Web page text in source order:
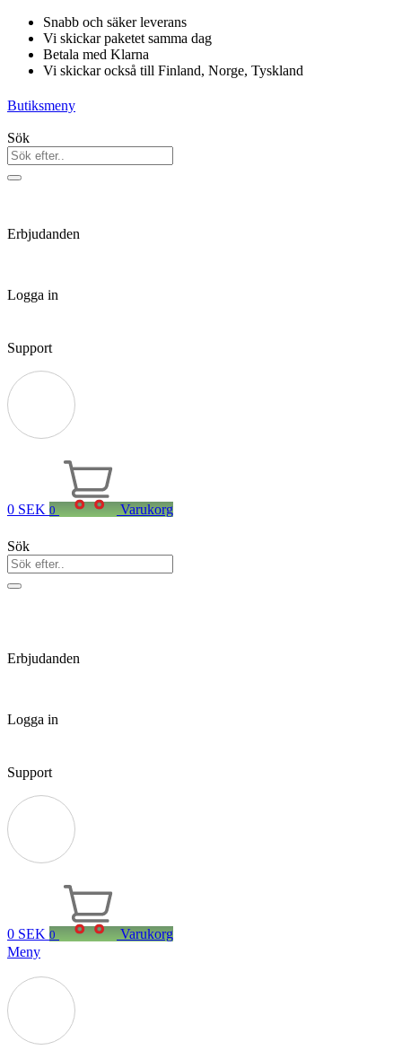
Hoppa
innehåll
Snabb och säker leverans
Vi skickar paketet samma dag
Betala med Klarna
Vi skickar också till Finland, Norge, Tyskland
Butiksmeny
Sök
Erbjudanden
Logga in
Support
0 SEK 0 Varukorg
Sök
Erbjudanden
Logga in
Support
0 SEK 0
Varukorg
Meny